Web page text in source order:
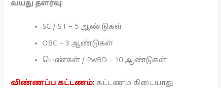
வயது தளர்வு:
SC / ST – 5 ஆண்டுகள்
OBC – 3 ஆண்டுகள்
பெண்கள் / PwBD – 10 ஆண்டுகள்
விண்ணப்ப கட்டணம்:கட்டணம் கிடையாது